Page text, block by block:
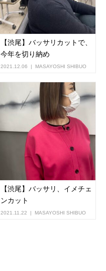
【渋尾】バッサリカットで、
今年を切り納め
2021.12.06 MASAYOSHI SHIBUO
【渋尾】バッサリ、イメチェ
ンカット
2021.11.22 MASAYOSHI SHIBUO